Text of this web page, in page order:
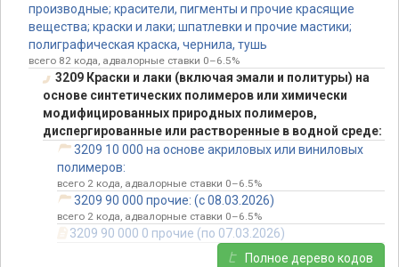
производные; красители, пигменты и прочие красящие
вещества; краски и лаки; шпатлевки и прочие мастики;
полиграфическая краска, чернила, тушь
всего 82 кода, адвалорные ставки 0–6.5%
3209 Краски и лаки (включая эмали и политуры) на
основе синтетических полимеров или химически
модифицированных природных полимеров,
диспергированные или растворенные в водной среде:
3209 10 000 на основе акриловых или виниловых
полимеров:
всего 2 кода, адвалорные ставки 0–6.5%
3209 90 000 прочие: (с 08.03.2026)
всего 2 кода, адвалорные ставки 0–6.5%
3209 90 000 0 прочие (по 07.03.2026)
Полное дерево кодов